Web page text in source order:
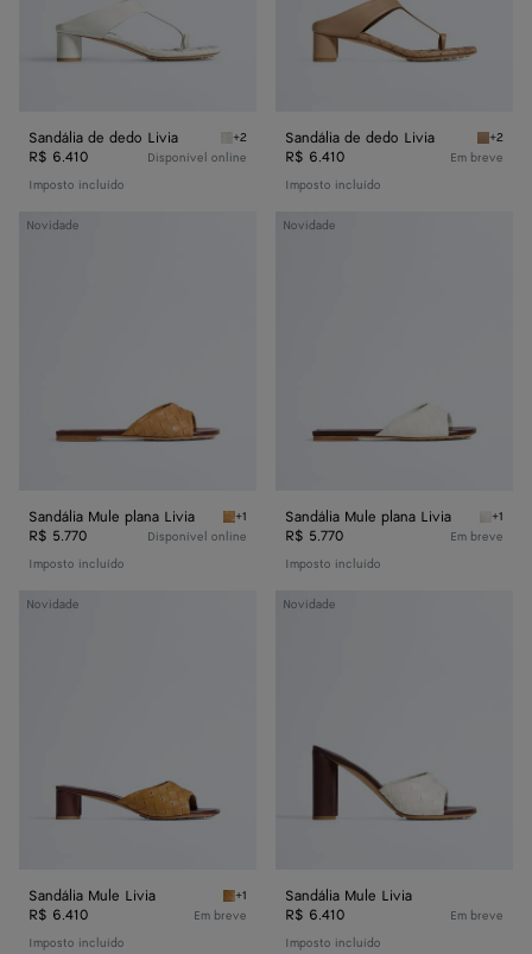
Sandália de dedo Livia Alabaster Sandália de dedo Livia
+2
R$ 6.410
Imposto incluído
Disponível online
Sandália de dedo Livia Shore
+2
R$ 6.410
Imposto incluído
Em breve
Novidade
Sandália
Sandália Mule plana Livia Mojave beige/sienna brown Sandália Mule
+1
R$ 5.770
Imposto incluído
Disponível online
Novidade
Sandália
Sandália Mule plana Livia +1
R$ 5.770
Imposto incluído
Em breve
Novidade
Sandália
Sandália Mule Livia Mojave beige/sienna brown Sandália Mule
+1
R$ 6.410
Imposto incluído
Em breve
Novidade
Sandália
Sandália Mule Livia
R$ 6.410
Imposto incluído
Em breve